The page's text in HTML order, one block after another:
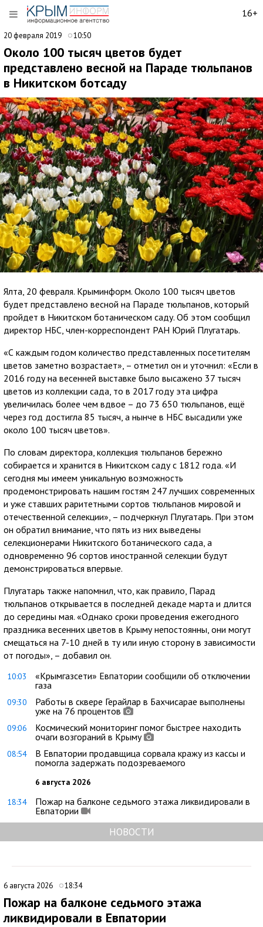
16+
20 февраля 2019 10:50
Около 100 тысяч цветов будет
представлено весной на Параде тюльпанов
в Никитском ботсаду
Ялта, 20 февраля. Крыминформ. Около 100 тысяч цветов
будет представлено весной на Параде тюльпанов, который
пройдет в Никитском ботаническом саду. Об этом сообщил
директор НБС, член-корреспондент РАН Юрий Плугатарь.
«С каждым годом количество представленных посетителям
цветов заметно возрастает», – отметил он и уточнил: «Если в
2016 году на весенней выставке было высажено 37 тысяч
цветов из коллекции сада, то в 2017 году эта цифра
увеличилась более чем вдвое – до 73 650 тюльпанов, ещё
через год достигла 85 тысяч, а нынче в НБС высадили уже
около 100 тысяч цветов».
По словам директора, коллекция тюльпанов бережно
собирается и хранится в Никитском саду с 1812 года. «И
сегодня мы имеем уникальную возможность
продемонстрировать нашим гостям 247 лучших современных
и уже ставших раритетными сортов тюльпанов мировой и
отечественной селекции», – подчеркнул Плугатарь. При этом
он обратил внимание, что пять из них выведены
селекционерами Никитского ботанического сада, а
одновременно 96 сортов иностранной селекции будут
демонстрироваться впервые.
Плугатарь также напомнил, что, как правило, Парад
тюльпанов открывается в последней декаде марта и длится
до середины мая. «Однако сроки проведения ежегодного
праздника весенних цветов в Крыму непостоянны, они могут
смещаться на 7-10 дней в ту или иную сторону в зависимости
от погоды», – добавил он.
10:03
«Крымгазсети» Евпатории сообщили об отключении
газа
09:30
Работы в сквере Герайлар в Бахчисарае выполнены
уже на 76 процентов
09:06
Космический мониторинг помог быстрее находить
очаги возгораний в Крыму
08:54
В Евпатории продавщица сорвала кражу из кассы и
помогла задержать подозреваемого
6 августа 2026
18:34
Пожар на балконе седьмого этажа ликвидировали в
Евпатории
НОВОСТИ
6 августа 2026 18:34
Пожар на балконе седьмого этажа
ликвидировали в Евпатории